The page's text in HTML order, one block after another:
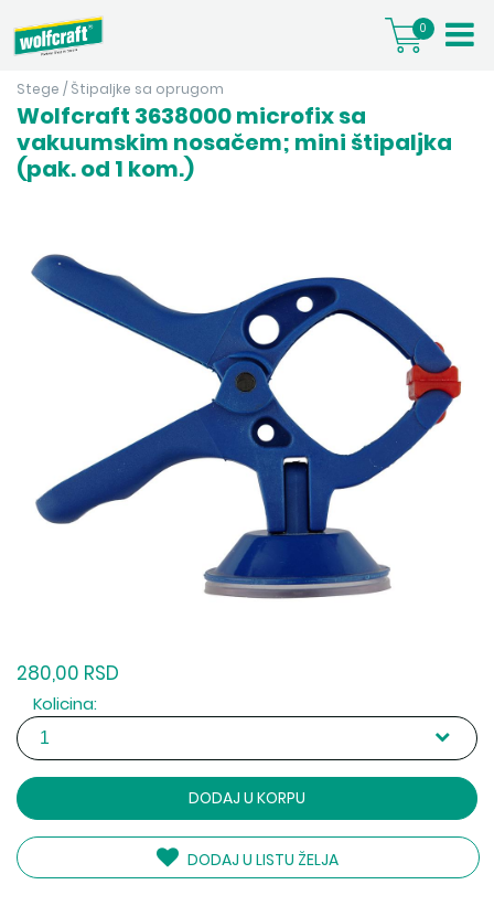
0
Stege / Štipaljke sa oprugom
Wolfcraft 3638000 microfix sa
vakuumskim nosačem; mini štipaljka
(pak. od 1 kom.)
280,00 RSD
Kolicina:
DODAJ U KORPU
DODAJ U LISTU ŽELJA